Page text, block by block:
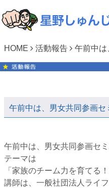
HOME 活動報告 午前中は、
午前中は、男女共同参画セ
午前中は、男女共同参画セ
テーマは
「家族のチーム力を育てる
講師は、一般社団法人ライ